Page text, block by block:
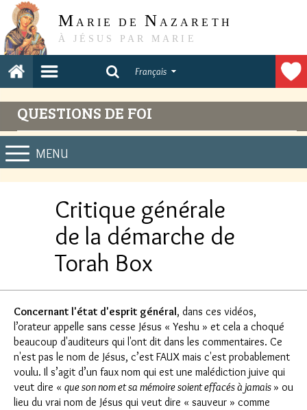
M ARIE DE N AZARETH
À JÉSUS PAR MARIE
Français
QUESTIONS DE FOI
MENU
Critique générale
de la démarche de
Torah Box
Concernant l'état d'esprit général, dans ces vidéos,
l’orateur appelle sans cesse Jésus « Yeshu » et cela a choqué
beaucoup d'auditeurs qui l'ont dit dans les commentaires. Ce
n'est pas le nom de Jésus, c’est FAUX mais c'est probablement
voulu. Il s’agit d’un faux nom qui est une malédiction juive qui
veut dire « que son nom et sa mémoire soient effacés à jamais » ou
lieu du vrai nom de Jésus qui veut dire « sauveur » comme